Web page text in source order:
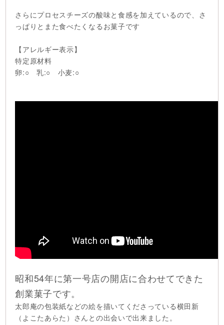
さらにプロセスチーズの酸味と食感を加えているので、さ
っぱりとまた食べたくなるお菓子です
【アレルギー表示】
特定原材料
卵:○ 乳:○ 小麦:○
昭和54年に第一号店の開店に合わせてできた
創業菓子です。
太郎庵の包装紙などの絵を描いてくださっている横田新
（よこたあらた）さんとの出会いで出来ました。